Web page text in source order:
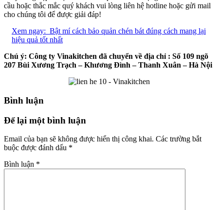
cầu hoặc thắc mắc quý khách vui lòng liên hệ hotline hoặc gửi mail
cho chúng tôi để được giải đáp!
Xem ngay: Bật mí cách bảo quản chén bát đúng cách mang lại
hiệu quả tốt nhất
Chú ý: Công ty Vinakitchen đã chuyển về địa chỉ : Số 109 ngõ
207 Bùi Xương Trạch – Khương Đình – Thanh Xuân – Hà Nội
Bình luận
Để lại một bình luận
Email của bạn sẽ không được hiển thị công khai. Các trường bắt
buộc được đánh dấu *
Bình luận *